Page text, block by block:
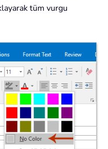
tüm vurgu